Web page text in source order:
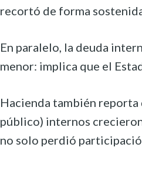
recortó de forma
En paralelo, la deuda
menor: implica que el
Hacienda también reporta
público) internos
no solo perdió